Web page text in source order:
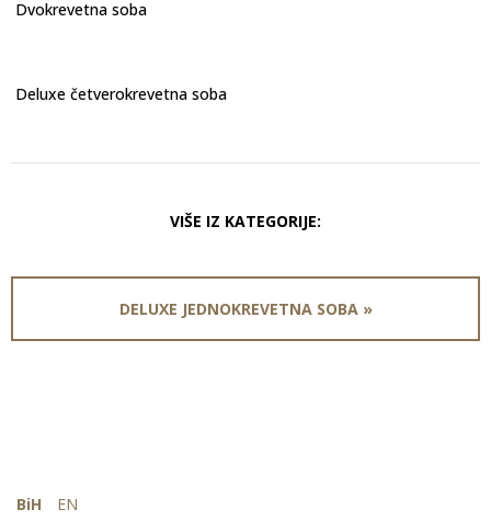
Dvokrevetna soba
Deluxe četverokrevetna soba
VIŠE IZ KATEGORIJE:
DELUXE JEDNOKREVETNA SOBA »
BiH EN